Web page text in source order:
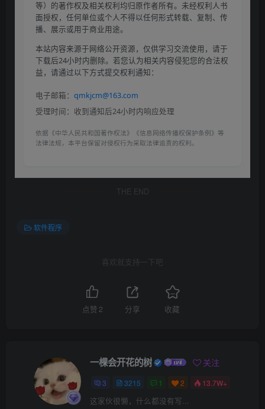
等）的著作权及相关权利均归原作者所有。未经权利人书
面授权，任何单位或个人不得以任何形式转载、复制、传
播、展示或用于商业用途。
本站内容来源于网络公开资源，仅供学习交流使用，请于
下载后24小时内删除。若您认为相关内容侵犯您的合法权
益，请通过以下方式提交权利通知：
电子邮箱： qmkjcm@163.com
受理时间：收到通知后24小时内响应处理
依据《中华人民共和国著作权法》《信息网络传播权保护条例》等
法律法规，本平台保留对侵权行为采取法律追责的权利。
THE END
软件程序
喜欢就支持一下吧
点赞2 分享 收藏
一棵会开花的树 关注
3 3215 1 2 13.7W+
这家伙很懒，什么都没有写...